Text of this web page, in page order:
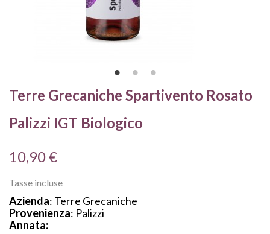
Terre Grecaniche Spartivento Rosato
Palizzi IGT Biologico
10,90 €
Tasse incluse
Azienda: Terre Grecaniche
Provenienza: Palizzi
Annata: